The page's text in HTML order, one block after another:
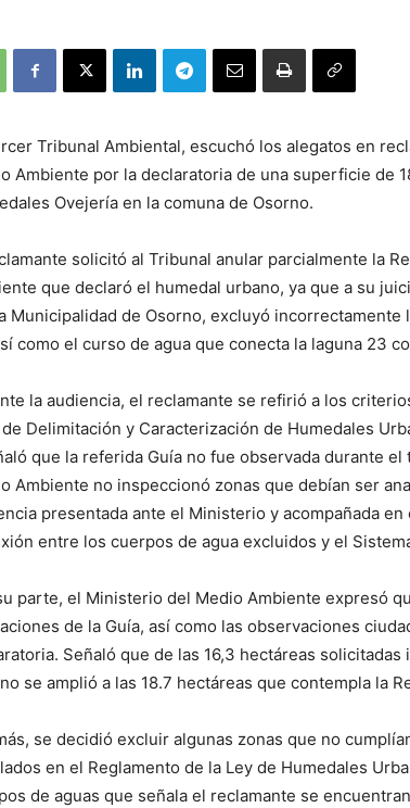
Tribunal Ambiental, escuchó los alegatos en
Ambiente por la declaratoria de una superficie de
Ovejería en la comuna de Osorno.
solicitó al Tribunal anular parcialmente la
que declaró el humedal urbano, ya que a su
Municipalidad de Osorno, excluyó
como el curso de agua que conecta la laguna 23
la audiencia, el reclamante se refirió a los
de Delimitación y Caracterización de Humedales
que la referida Guía no fue observada durante el
Ambiente no inspeccionó zonas que debían ser
presentada ante el Ministerio y acompañada
entre los cuerpos de agua excluidos y el
parte, el Ministerio del Medio Ambiente expresó
de la Guía, así como las observaciones
Señaló que de las 16,3 hectáreas
se amplió a las 18.7 hectáreas que contempla la
se decidió excluir algunas zonas que no
en el Reglamento de la Ley de Humedales
de aguas que señala el reclamante se